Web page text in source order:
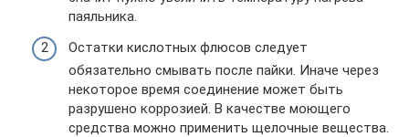
паяльника.
Остатки кислотных флюсов следует
обязательно смывать после пайки. Иначе через
некоторое время соединение может быть
разрушено коррозией. В качестве моющего
средства можно применить щелочные вещества.